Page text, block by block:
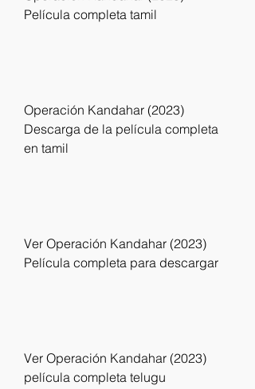
Película completa tamil
Operación Kandahar (2023)
Descarga de la película completa
en tamil
Ver Operación Kandahar (2023)
Película completa para descargar
Ver Operación Kandahar (2023)
película completa telugu